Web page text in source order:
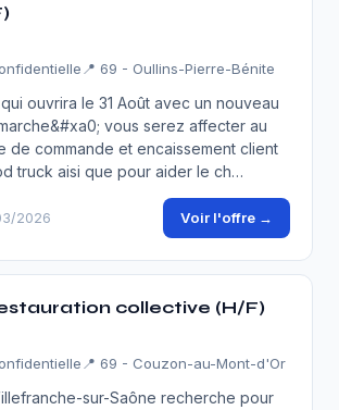
📍 69 - Oullins-Pierre-Bénite
ouvrira le 31 Août avec un nouveau
vous serez affecter au
de commande et encaissement client
truck aisi que pour aider le ch…
2026 Voir l'offre →
collective (H/F)
📍 69 - Couzon-au-Mont-d'Or
sur-Saône recherche pour